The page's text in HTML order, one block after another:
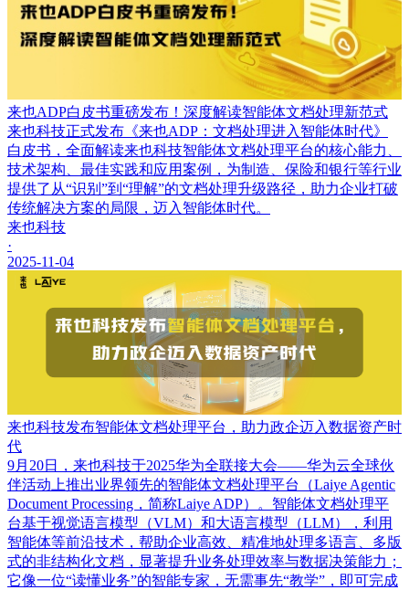
来也ADP白皮书重磅发布！深度解读智能体文档处理新范式
来也科技正式发布《来也ADP：文档处理进入智能体时代》
白皮书，全面解读来也科技智能体文档处理平台的核心能力、
技术架构、最佳实践和应用案例，为制造、保险和银行等行业
提供了从“识别”到“理解”的文档处理升级路径，助力企业打破
传统解决方案的局限，迈入智能体时代。
来也科技
·
2025-11-04
来也科技发布智能体文档处理平台，助力政企迈入数据资产时
代
9月20日，来也科技于2025华为全联接大会——华为云全球伙
伴活动上推出业界领先的智能体文档处理平台（Laiye Agentic
Document Processing，简称Laiye ADP）。智能体文档处理平
台基于视觉语言模型（VLM）和大语言模型（LLM），利用
智能体等前沿技术，帮助企业高效、精准地处理多语言、多版
式的非结构化文档，显著提升业务处理效率与数据决策能力；
它像一位“读懂业务”的智能专家，无需事先“教学”，即可完成